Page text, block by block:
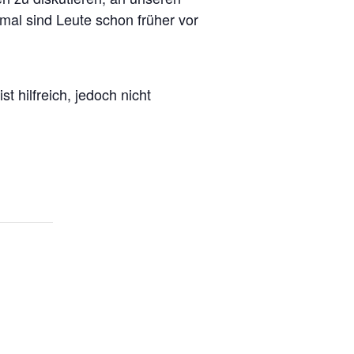
sind Leute schon früher vor
hilfreich, jedoch nicht